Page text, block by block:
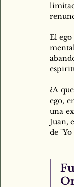
El
¿A
ego,
una
Juan,
de